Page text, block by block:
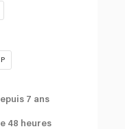
7 ans
48 heures